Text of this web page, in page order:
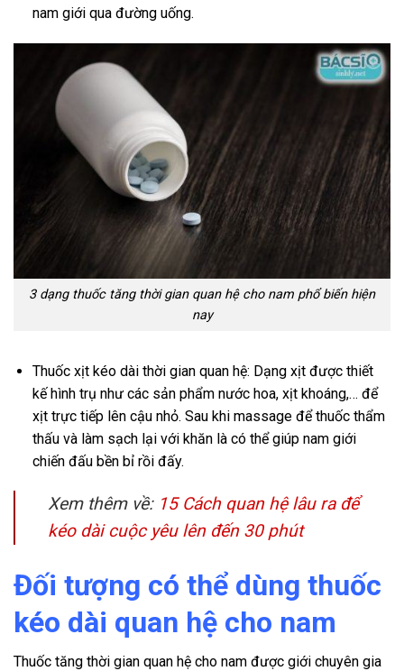
nam giới qua đường uống.
3 dạng thuốc tăng thời gian quan hệ cho nam phổ biến hiện
nay
Thuốc xịt kéo dài thời gian quan hệ: Dạng xịt được thiết
kế hình trụ như các sản phẩm nước hoa, xịt khoáng,… để
xịt trực tiếp lên cậu nhỏ. Sau khi massage để thuốc thẩm
thấu và làm sạch lại với khăn là có thể giúp nam giới
chiến đấu bền bỉ rồi đấy.
Xem thêm về: 15 Cách quan hệ lâu ra để
kéo dài cuộc yêu lên đến 30 phút
Đối tượng có thể dùng thuốc
kéo dài quan hệ cho nam
Thuốc tăng thời gian quan hệ cho nam được giới chuyên gia